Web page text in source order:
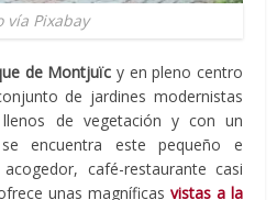
vía Pixabay
de Montjuïc y en pleno centro
de jardines modernistas
llenos de vegetación y con un
encuentra este pequeño e
café-restaurante casi
unas magníficas vistas a la